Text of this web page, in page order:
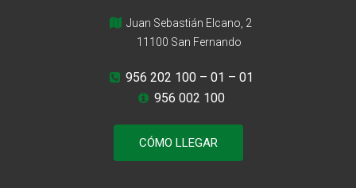
Juan Sebastián Elcano, 2
11100 San Fernando
956 202 100– 01 – 01
956 002 100
CÓMO LLEGAR